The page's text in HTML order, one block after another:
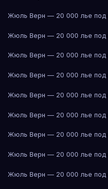
Жюль Верн — 20 000 лье под
Жюль Верн — 20 000 лье под
Жюль Верн — 20 000 лье под
Жюль Верн — 20 000 лье под
Жюль Верн — 20 000 лье под
Жюль Верн — 20 000 лье под
Жюль Верн — 20 000 лье под
Жюль Верн — 20 000 лье под
Жюль Верн — 20 000 лье под